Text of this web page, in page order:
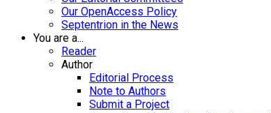
Our OpenAccess Policy
Septentrion in the News
You are a...
Reader
Author
Editorial Process
Note to Authors
Submit a Project